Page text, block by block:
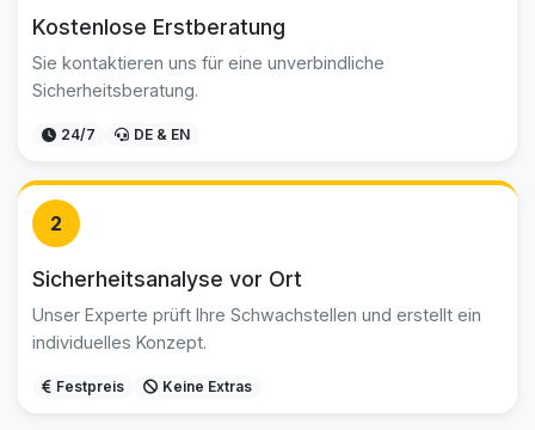
Kostenlose Erstberatung
Sie kontaktieren uns für eine unverbindliche
Sicherheitsberatung.
24/7 DE & EN
2
Sicherheitsanalyse vor Ort
Unser Experte prüft Ihre Schwachstellen und erstellt ein
individuelles Konzept.
Festpreis Keine Extras